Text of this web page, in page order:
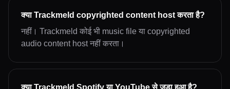
क्या Trackmeld copyrighted content host करता है?
नहीं। Trackmeld कोई भी music file या copyrighted
audio content host नहीं करता।
क्या Trackmeld Spotify या YouTube से जुड़ा हुआ है?